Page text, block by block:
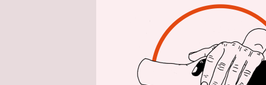
laut
die